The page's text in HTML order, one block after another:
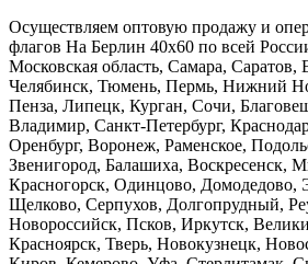
Осуществляем оптовую продажу и
флагов На Берлин 40х60 по всей
Московская область, Самара, Саратов,
Челябинск, Тюмень, Пермь, Нижний
Пенза, Липецк, Курган, Сочи,
Владимир, Санкт-Петербург,
Оренбург, Воронеж, Раменское,
Звенигород, Балашиха,
Красногорск, Одинцово, Домодедово,
Щелково, Серпухов, Долгопрудный,
Новороссийск, Псков, Иркутск,
Красноярск, Тверь, Новокузнецк,